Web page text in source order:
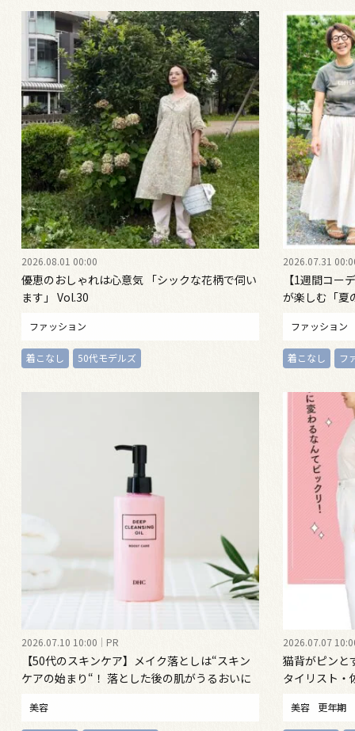
2026.08.01 00:00
優恵のおしゃれは心意気 「シックな花柄で伺い
ます」 Vol.30
ファッション
着こなし 50代モデルズ
2026.07.31
【1週間コー
が楽しむ「夏
ファッション
着こなし フ
2026.07.10 10:00 PR
【50代のスキンケア】メイク落としは“スキン
ケアの始まり“！ 落とした後の肌がうるおいに
美容
2026.07.07
猫背がピンと
タイリスト・
美容 更年期